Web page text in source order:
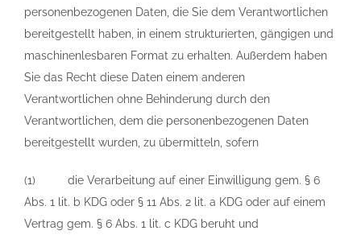
personenbezogenen Daten, die Sie dem Verantwortlichen
bereitgestellt haben, in einem strukturierten, gängigen und
maschinenlesbaren Format zu erhalten. Außerdem haben
Sie das Recht diese Daten einem anderen
Verantwortlichen ohne Behinderung durch den
Verantwortlichen, dem die personenbezogenen Daten
bereitgestellt wurden, zu übermitteln, sofern
(1) die Verarbeitung auf einer Einwilligung gem. § 6
Abs. 1 lit. b KDG oder § 11 Abs. 2 lit. a KDG oder auf einem
Vertrag gem. § 6 Abs. 1 lit. c KDG beruht und